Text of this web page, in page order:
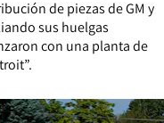
de piezas de GM y
sus huelgas
con una planta de